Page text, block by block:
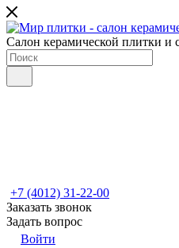
Салон керамической плитки и
+7 (4012) 31-22-00
Заказать звонок
Задать вопрос
Войти